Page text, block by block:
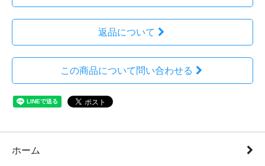
返品について
この商品について問い合わせる
ホーム